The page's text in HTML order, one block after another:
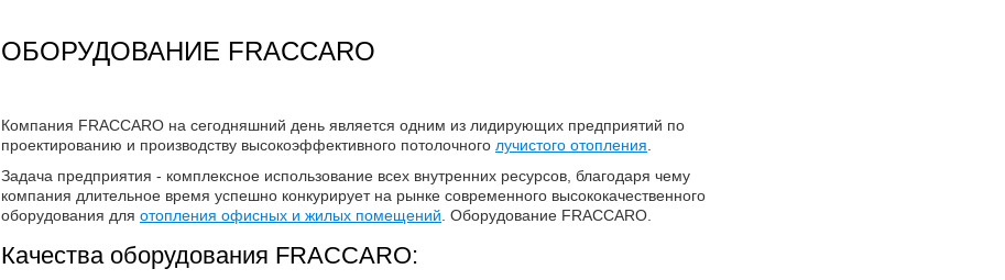
ОБОРУДОВАНИЕ FRACCARO
Компания FRACCARO на сегодняшний день является одним из лидирующих предприятий по
проектированию и производству высокоэффективного потолочного лучистого отопления
Задача предприятия - комплексное использование всех внутренних ресурсов, благодаря чему
компания длительное время успешно конкурирует на рынке современного высококачественного
оборудования для отопления офисных и жилых помещений Оборудование FRACCARO.
Качества оборудования FRACCARO: